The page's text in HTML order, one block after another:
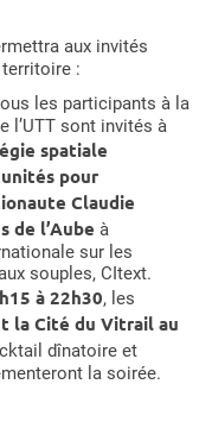
aux invités
:
les participants à la
l’UTT sont invités à
spatiale
pour
Claudie
de l’Aube à
sur les
souples, CItext.
à 22h30, les
la Cité du Vitrail au
dînatoire et
la soirée.